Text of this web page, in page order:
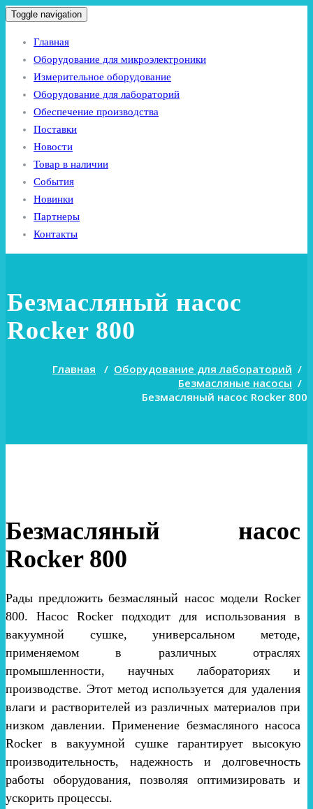
Toggle navigation
Главная
Оборудование для микроэлектроники
Измерительное оборудование
Оборудование для лабораторий
Обеспечение производства
Поставки
Новости
Товар в наличии
События
Новинки
Партнеры
Контакты
Безмасляный насос
Rocker 800
Главная / Оборудование для лабораторий /
Безмасляные насосы /
Безмасляный насос Rocker 800
Безмасляный насос
Rocker 800
Рады предложить безмасляный насос модели Rocker
800. Насос Rocker подходит для использования в
вакуумной сушке, универсальном методе,
применяемом в различных отраслях
промышленности, научных лабораториях и
производстве. Этот метод используется для удаления
влаги и растворителей из различных материалов при
низком давлении. Применение безмасляного насоса
Rocker в вакуумной сушке гарантирует высокую
производительность, надежность и долговечность
работы оборудования, позволяя оптимизировать и
ускорить процессы.